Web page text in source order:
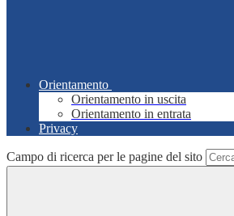
Orientamento
Orientamento in uscita
Orientamento in entrata
Privacy
Campo di ricerca per le pagine del sito